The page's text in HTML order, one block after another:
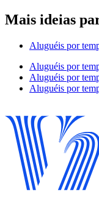
Mais ideias
Aluguéis por
Aluguéis por
Aluguéis por
Aluguéis por